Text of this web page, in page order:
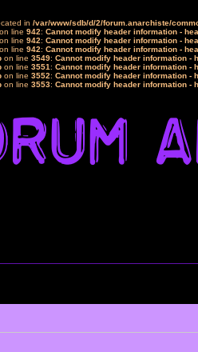
in /var/www/sdb/d/2/forum.anarchiste/
on line 942: Cannot modify header information -
on line 942: Cannot modify header information -
on line 942: Cannot modify header information -
on line 3549: Cannot modify header information -
on line 3551: Cannot modify header information -
on line 3552: Cannot modify header information -
on line 3553: Cannot modify header information -